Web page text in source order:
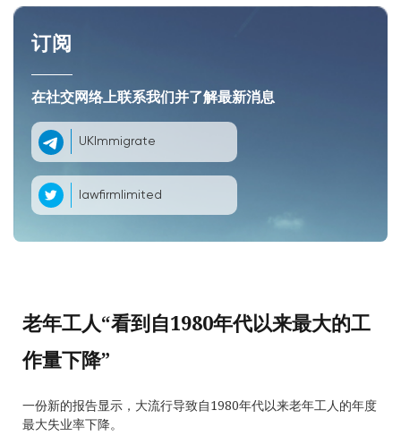
订阅
在社交网络上联系我们并了解最新消息
UKImmigrate
lawfirmlimited
老年工人“看到自1980年代以来最大的工
作量下降”
一份新的报告显示，大流行导致自1980年代以来老年工人的年度
最大失业率下降。